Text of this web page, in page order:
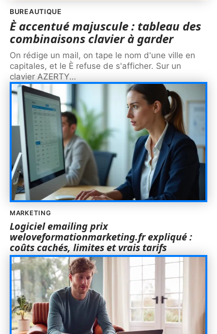
BUREAUTIQUE
È accentué majuscule : tableau des
combinaisons clavier à garder
On rédige un mail, on tape le nom d'une ville en
capitales, et le È refuse de s'afficher. Sur un
clavier AZERTY…
MARKETING
Logiciel emailing prix
weloveformationmarketing.fr expliqué :
coûts cachés, limites et vrais tarifs